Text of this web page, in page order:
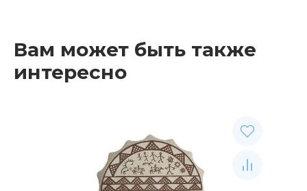
Вам может быть также
интересно